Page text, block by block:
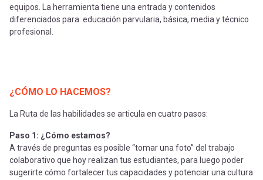
equipos. La herramienta tiene una entrada y contenidos
diferenciados para: educación parvularia, básica, media y técnico
profesional.
¿CÓMO LO HACEMOS?
La Ruta de las habilidades se articula en cuatro pasos:
Paso 1: ¿Cómo estamos?
A través de preguntas es posible “tomar una foto” del trabajo
colaborativo que hoy realizan tus estudiantes, para luego poder
sugerirte cómo fortalecer tus capacidades y potenciar una cultura